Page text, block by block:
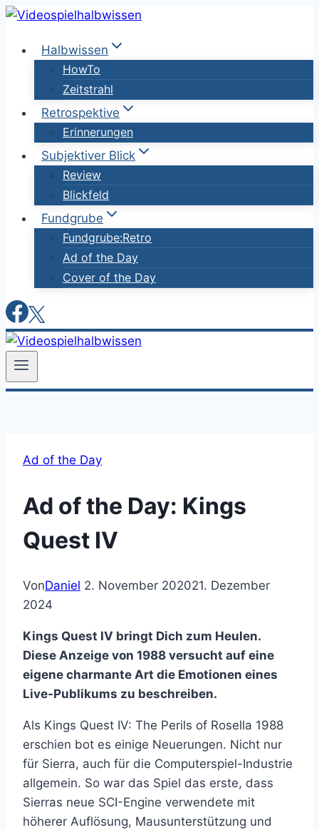
Zum
springenHalbwissen
HowTo
Zeitstrahl
Retrospektive
Erinnerungen
Subjektiver Blick
Review
Blickfeld
Fundgrube
Fundgrube:Retro
Ad of the Day
Cover of the Day
Ad of the Day
Ad of the Day: Kings
Quest IV
VonDaniel 2. November 202021. Dezember
2024
Kings Quest IV bringt Dich zum Heulen.
Diese Anzeige von 1988 versucht auf eine
eigene charmante Art die Emotionen eines
Live-Publikums zu beschreiben.
Als Kings Quest IV: The Perils of Rosella 1988
erschien bot es einige Neuerungen. Nicht nur
für Sierra, auch für die Computerspiel-Industrie
allgemein. So war das Spiel das erste, dass
Sierras neue SCI-Engine verwendete mit
höherer Auflösung, Mausunterstützung und